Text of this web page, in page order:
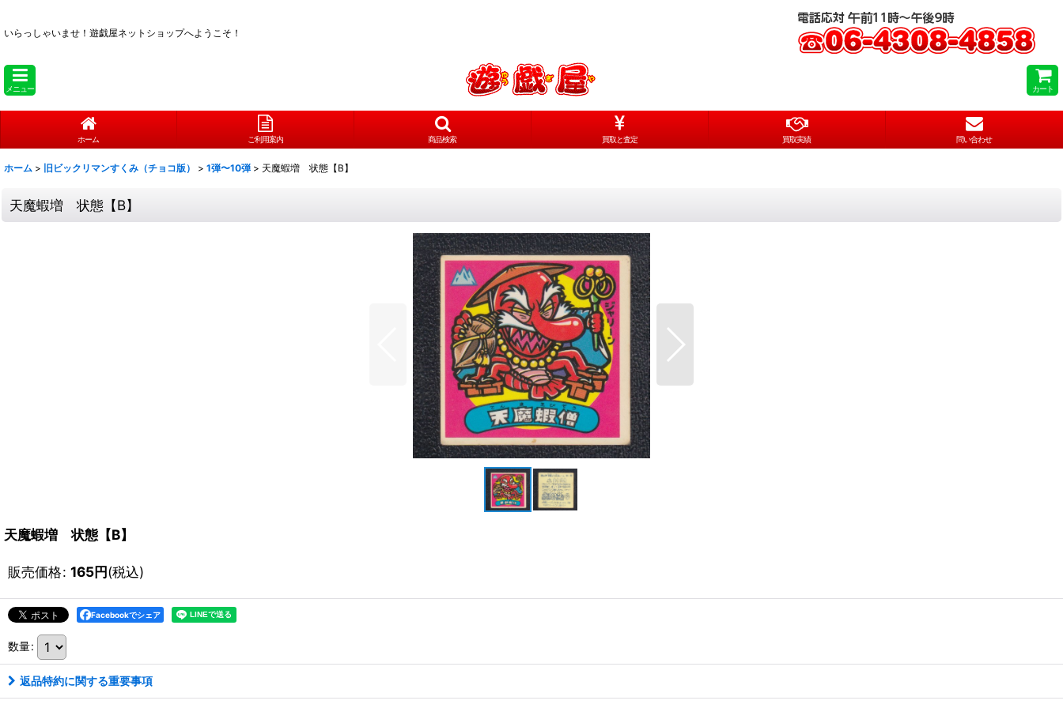
いらっしゃいませ！ 遊戯屋ネットショップへようこそ！
メニュー カート
ホーム ご利用案内 商品検索 買取と査定 買取実績 問い合わせ
ホーム > 旧ビックリマンすくみ（チョコ版） > 1弾〜10弾 > 天魔蝦増 状態【B】
天魔蝦増 状態【B】
天魔蝦増 状態【B】
販売価格: 165円(税込)
Facebookでシェア
数量:
返品特約に関する重要事項